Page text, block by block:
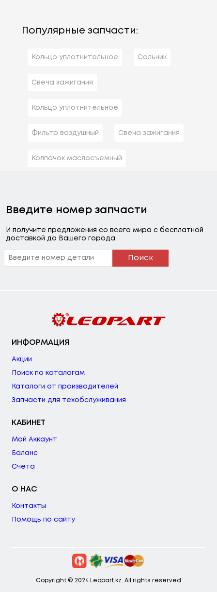
Популярные запчасти:
Кольцо уплотнительное Сальник
Свеча зажигания
Кольцо уплотнительное
Фильтр воздушный Свеча зажигания
Колпачок маслосъемный
Введите номер запчасти
И получите предложения со всего мира с бесплатной
доставкой до Вашего города
Поиск
ИНФОРМАЦИЯ
Акции
Поиск по каталогам
Каталоги от производителей
Запчасти для техобслуживания
КАБИНЕТ
Мой Аккаунт
Баланс
Счета
О НАС
Контакты
Помощь по сайту
Copyright © 2024 Leopart.kz. All rights reserved